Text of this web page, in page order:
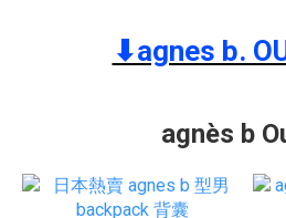
⬇︎agnes b.
agnès b